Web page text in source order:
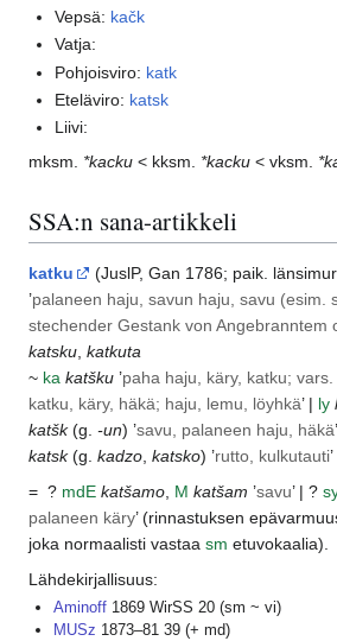
Vepsä: kačk
Vatja:
Pohjoisviro: katk
Eteläviro: katsk
Liivi:
mksm. *kacku < kksm. *kacku < vksm.
SSA:n sana-artikkeli
katku (JuslP, Gan 1786; paik.
’palaneen haju, savun haju, savu (esim.
stechender Gestank von Angebranntem
katsku katkuta
~ ka katšku ’paha haju, käry, katku; vars.
katku, käry, häkä; haju, lemu, löyhkä’ | ly
katšk(g. -un) ’savu, palaneen haju, häkä
katsk(g. kadzo katsko) ’rutto, kulkutauti’
= ? mdE katšamo M katšam ’savu’ | ?
palaneen käry’ (rinnastuksen
joka normaalisti vastaa sm etuvokaalia).
Lähdekirjallisuus:
Aminoff1869 WirSS 20 (sm ~ vi)
MUSz 1873–81 39 (+ md)